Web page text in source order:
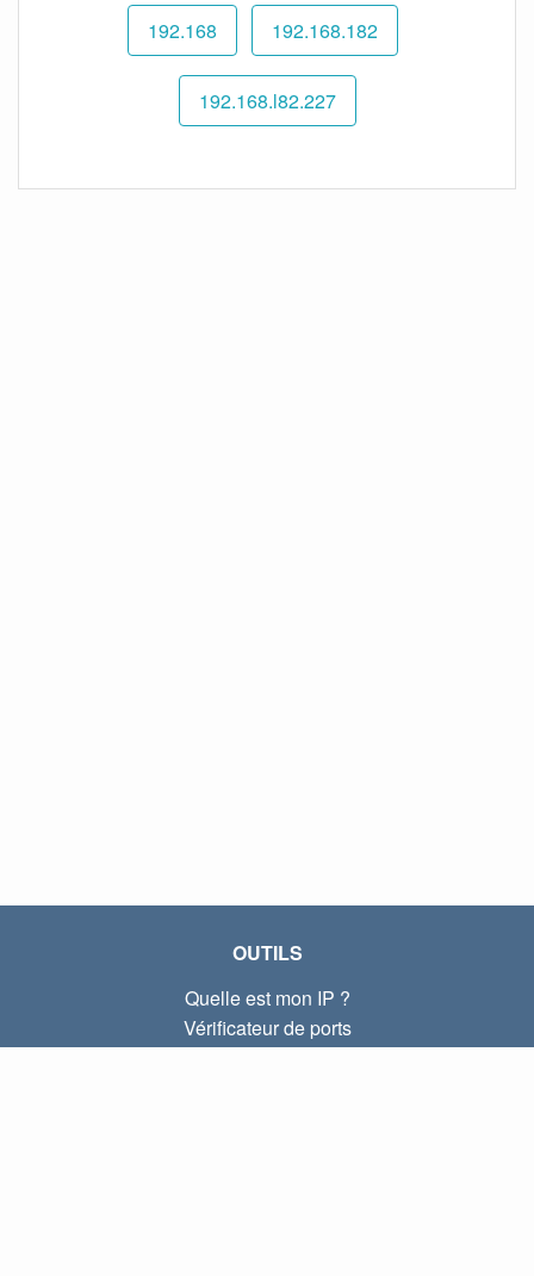
192.168 192.168.182
192.168.l82.227
OUTILS
Quelle est mon IP ?
Vérificateur de ports